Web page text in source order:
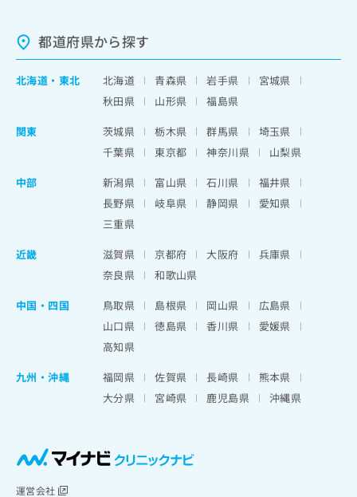
都道府県から探す
北海道 ・ 東北 北海道 青森県 岩手県
宮城県
秋田県
山形県
福島県
関東
茨城県 栃木県 群馬県
埼玉県
千葉県
東京都 神奈川県
山梨県
中部
新潟県 富山県 石川県
福井県
長野県
岐阜県 静岡県
愛知県
三重県
近畿
滋賀県 京都府 大阪府
兵庫県
奈良県
和歌山県
中国・四国
鳥取県 島根県 岡山県
広島県
山口県
徳島県 香川県
愛媛県
高知県
九州・沖縄
福岡県 佐賀県 長崎県
熊本県
大分県
宮崎県 鹿児島県 沖縄県
運営会社